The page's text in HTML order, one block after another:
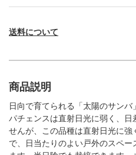
送料について
商品説明
日向で育てられる「太陽のサン
パチェンスは直射日光に弱く、日
せんが、この品種は直射日光に
で、日当たりのよい戸外のスペ